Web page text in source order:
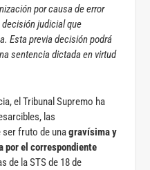
por causa de error
judicial que
Esta previa decisión podrá
sentencia dictada en virtud
el Tribunal Supremo ha
las
ser fruto de unagravísima y
por el correspondiente
de la STS de 18 de